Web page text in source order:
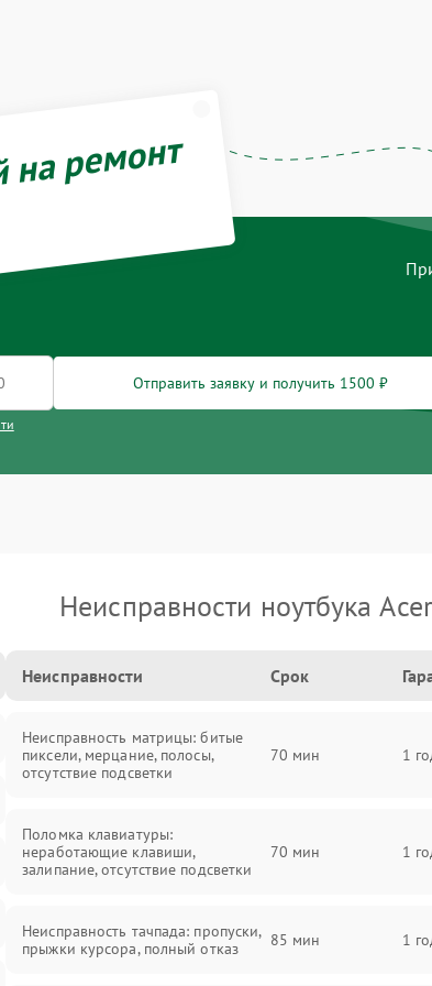
ремонт
Отправить заявку и получить 1500 ₽
Неисправности ноутбука Acer
Неисправности Срок
Неисправность матрицы: битые
пиксели, мерцание, полосы,
отсутствие подсветки
70 мин 1
Поломка клавиатуры:
неработающие клавиши,
залипание, отсутствие подсветки
70 мин 1
Неисправность тачпада: пропуски,
прыжки курсора, полный отказ
85 мин 1